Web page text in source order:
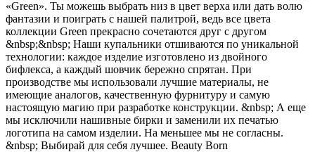
«Green». Ты можешь выбрать низ в цвет верха или дать волю
фантазии и поиграть с нашей палитрой, ведь все цвета
коллекции Green прекрасно сочетаются друг с другом
&nbsp;&nbsp; Наши купальники отшиваются по уникальной
технологии: каждое изделие изготовлено из двойного
бифлекса, а каждый шовчик бережно спрятан. При
производстве мы использовали лучшие материалы, не
имеющие аналогов, качественную фурнитуру и самую
настоящую магию при разработке конструкции. &nbsp; А еще
мы исключили нашивные бирки и заменили их печатью
логотипа на самом изделии. На меньшее мы не согласны.
&nbsp; Выбирай для себя лучшее. Beauty Born